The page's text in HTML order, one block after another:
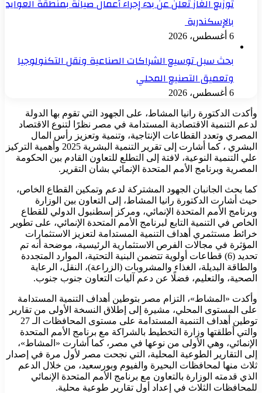
توزيع الغاز تعلن عن بدء إجراء أعمال صيانة بمنطقة العوايد
بالإسكندرية
6 أغسطس، 2026
بحث سبل توسيع الشراكات الصناعية ونقل التكنولوجيا
وتعميق التصنيع المحلي
6 أغسطس، 2026
وأكدت الدكتورة رانيا المشاط، على الجهود التي تقوم بها الدولة
لدعم التنمية الاقتصادية المستدامة في مصر نظرًا لتنوع الاقتصاد
المصري وتعدد القطاعات الإنتاجية، وتنمية وتعزيز رأس المال
البشري ، كما أشارت إلى تقرير التنمية البشرية 2025 وأهمية التركيز
علي التنمية النوعية، لافتة إلى التطلع للتعاون القادم بين الحكومة
المصرية وبرنامج الأمم المتحدة الإنمائي بشأن التقرير.
كما بحث الجانبان الجهود المشتركة لدعم وتمكين القطاع الخاص،
حيث أشارت الدكتورة رانيا المشاط، إلى التعاون بين الوزارة
وبرنامج الأمم المتحدة الإنمائي، ومركز إسطنبول الدولي للقطاع
الخاص في التنمية التابع لبرنامج الأمم المتحدة الإنمائي، على تطوير
خرائط مستثمري أهداف التنمية المستدامة لتعزيز الاستثمارات
المؤثرة في مجالات الفرص الاستثمارية الرئيسية، موضحة أنه تم
تحديد (6) قطاعات أولوية تتضمن البنية التحتية، الموارد المتجددة
والطاقة البديلة، الغذاء والمشروبات (الزراعة)، النقل، الرعاية
الصحية، والتعليم، فضلًا عن دعم آليات التعاون جنوب جنوب.
وأكدت «المشاط»، التزام مصر بتوطين أهداف التنمية المستدامة
على المستوى المحلي، مشيرة إلى إطلاق النسخة الأولى من تقارير
توطين أهداف التنمية المستدامة على مستوى المحافظات الـ 27
والتي أطلقتها وزارة التخطيط بالشراكة مع برنامج الأمم المتحدة
الإنمائي، وهي الأولى من نوعها في مصر، كما أشارت «المشاط»،
إلى التقارير الطوعية المحلية، التي نجحت مصر لأول مرة في إصدار
ثلاث منها لمحافظات البحيرة والفيوم وبورسعيد، من خلال الدعم
الذي قدمته الوزارة بالتعاون مع برنامج الأمم المتحدة الإنمائي
للمحافظات الثلاث في إعداد أول تقارير طوعية محلية.